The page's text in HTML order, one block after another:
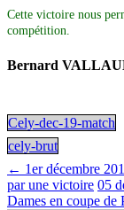
Cette victoire nous
compétition.
Bernard
Cely-dec-19-match
cely-brut
← 1er décembre
par une victoire 05
Dames en coupe de